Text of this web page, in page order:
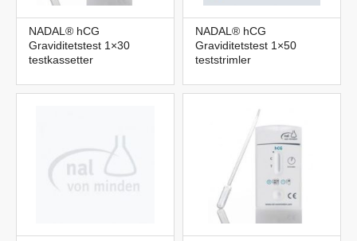
NADAL® hCG
Graviditetstest 1×30
testkassetter
NADAL® hCG
Graviditetstest 1×50
teststrimler